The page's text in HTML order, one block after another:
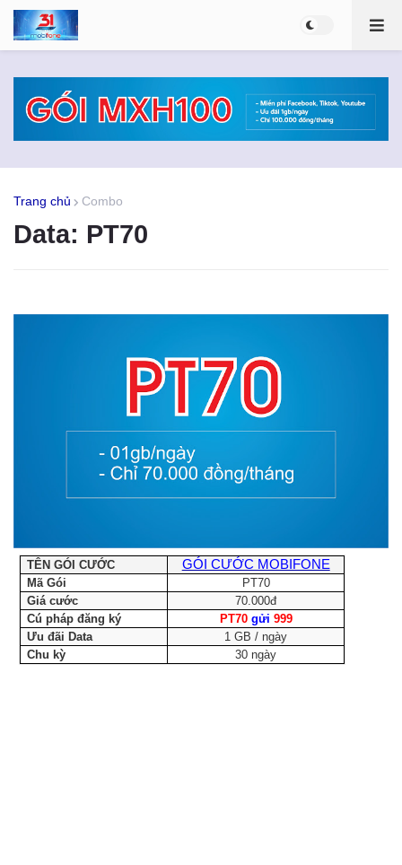
Trang chủ Combo
Data: PT70
TÊN GÓI CƯỚC GÓI CƯỚC MOBIFONE
Mã Gói
PT70
Giá cước
70.000đ
Cú pháp đăng ký
PT70 gửi 999
Ưu đãi Data
1 GB / ngày
Chu kỳ
30 ngày